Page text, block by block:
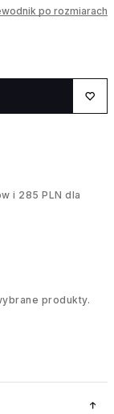
po rozmiarach
i 285 PLN dla
produkty.